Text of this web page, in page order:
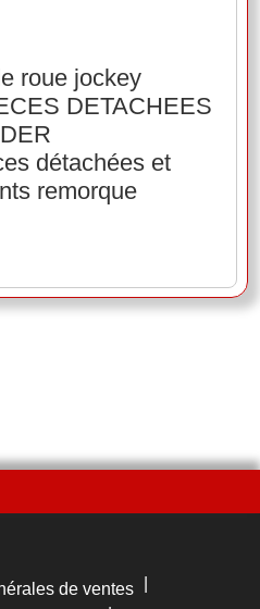
roue jockey
DETACHEES
détachées et
remorque
de ventes